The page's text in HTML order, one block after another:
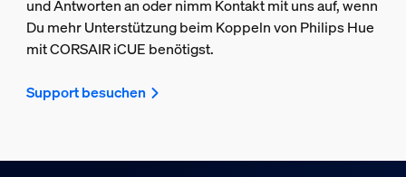
und Antworten an oder nimm Kontakt mit uns auf, wenn
Du mehr Unterstützung beim Koppeln von Philips Hue
mit CORSAIR iCUE benötigst.
Support besuchen